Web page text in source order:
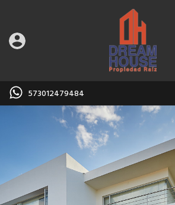
573012479484